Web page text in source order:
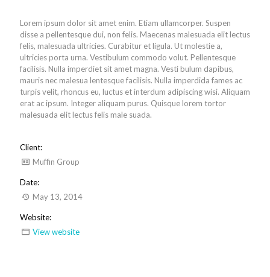
Lorem ipsum dolor sit amet enim. Etiam ullamcorper. Suspen
disse a pellentesque dui, non felis. Maecenas malesuada elit lectus
felis, malesuada ultricies. Curabitur et ligula. Ut molestie a,
ultricies porta urna. Vestibulum commodo volut. Pellentesque
facilisis. Nulla imperdiet sit amet magna. Vesti bulum dapibus,
mauris nec malesua lentesque facilisis. Nulla imperdida fames ac
turpis velit, rhoncus eu, luctus et interdum adipiscing wisi. Aliquam
erat ac ipsum. Integer aliquam purus. Quisque lorem tortor
malesuada elit lectus felis male suada.
Client:
Muffin Group
Date:
May 13, 2014
Website:
View website